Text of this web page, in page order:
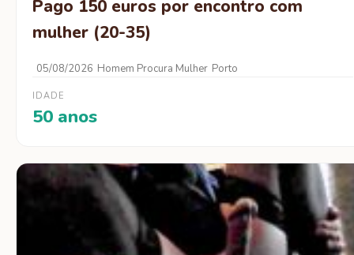
Pago 150 euros por encontro com
mulher (20-35)
05/08/2026 Homem Procura Mulher Porto
IDADE
50 anos